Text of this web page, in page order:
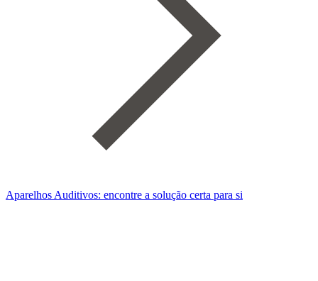
Aparelhos Auditivos: encontre a solução certa para si